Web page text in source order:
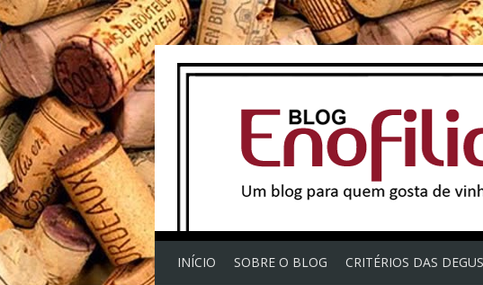
INÍCIO SOBRE O BLOG CRITÉRIOS DAS